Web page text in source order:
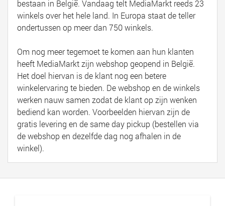
bestaan in België. Vandaag telt MediaMarkt reeds 23
winkels over het hele land. In Europa staat de teller
ondertussen op meer dan 750 winkels.
Om nog meer tegemoet te komen aan hun klanten
heeft MediaMarkt zijn webshop geopend in België.
Het doel hiervan is de klant nog een betere
winkelervaring te bieden. De webshop en de winkels
werken nauw samen zodat de klant op zijn wenken
bediend kan worden. Voorbeelden hiervan zijn de
gratis levering en de same day pickup (bestellen via
de webshop en dezelfde dag nog afhalen in de
winkel).